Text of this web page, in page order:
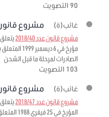
90 التصويت
غائب(ة) مشروع قانون عدد
مشروع قانون عدد 2018/40
مؤرخ في 6
الصادرات لمرحلة ما قبل الشحن
103 التصويت
غائب(ة) مشروع قانون عدد
مشروع قانون عدد 2018/47
المؤرخ في